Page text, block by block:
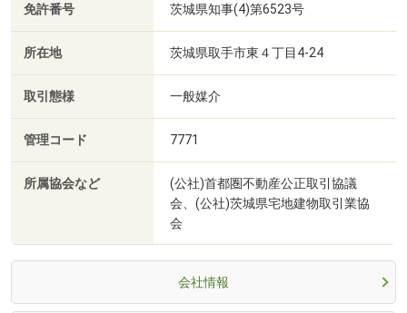
免許番号 茨城県知事(4)第6523号
所在地 茨城県取手市東４丁目4-24
取引態様 一般媒介
管理コード 7771
所属協会など
(公社)首都圏不動産公正取引協議
会、(公社)茨城県宅地建物取引業協
会
会社情報